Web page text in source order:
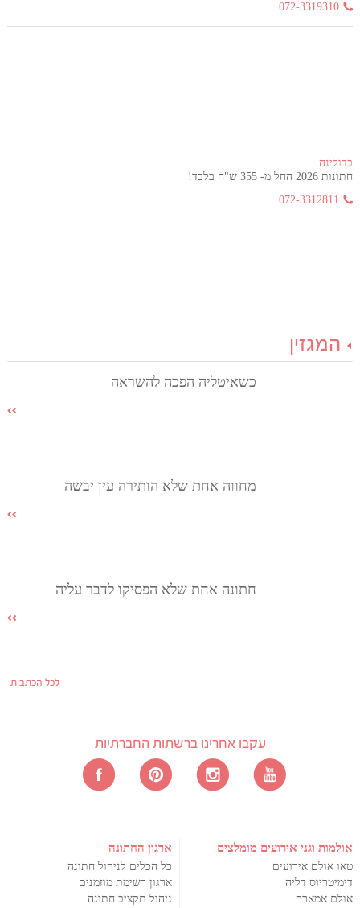
072-3319310
בדולינה
חתונות 2026 החל מ- 355 ש"ח בלבד!
072-3312811
המגזין
כשאיטליה הפכה להשראה
מחווה אחת שלא הותירה עין יבשה
חתונה אחת שלא הפסיקו לדבר עליה
לכל הכתבות
עקבו אחרינו ברשתות החברתיות
אולמות וגני אירועים מומלצים
טאו אולם אירועים
דימיטריוס דליה
אולם אמארה
ארגון החתונה
כל הכלים לניהול חתונה
ארגון רשימת מוזמנים
ניהול תקציב חתונה